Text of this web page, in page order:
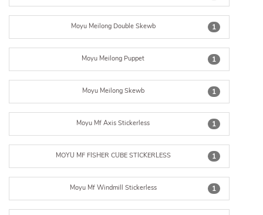
1
Moyu Meilong Double Skewb
1
Moyu Meilong Puppet
1
Moyu Meilong Skewb
1
Moyu Mf Axis Stickerless
1
MOYU MF FISHER CUBE STICKERLESS
1
Moyu Mf Windmill Stickerless